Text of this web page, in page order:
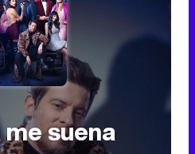
suena